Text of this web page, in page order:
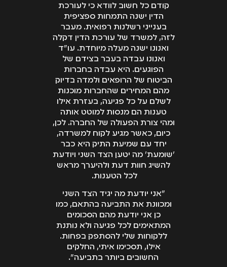
קודם כל חשוב לוודא כי לעורכת
הדין ישנה התמחות ספציפית
בענייני רשלנות רפואית. מעבר
לזה, למשרד של עורכת הדין דקלה
ואנונו ישנה מעלה מיוחדת. עו"ד
ואנונו עבדה בעבר בצידם של
הפוגעים. היא עבדה בחברות
הביטוח של הרופאים ולמדה בדיוק
מהם המחירים שהחברות מוכנות
לשלם על כל פגיעה, בעזרת אילו
טענות הם מנסות למוטט אותה
ומהי צורת הפעולה של החברה. לכן,
כיום, כאשר מגיע לקוח למשרדה,
יחד עם שמיעת התיק היא כבר
'שומעת' מה יטען הצד השני ויודעת
להשיג חוות דעת ולהיערך מראש
לכל הטענות.
"אני יודעת מה יגיד הצד השני
ומכוונת את התביעה בהתאם, כמו
כן אני יודעת מהם הסכומים
המתאימים לכל פגיעה ולא נותנת
ללקוחות שלי להסתפק בפחות.
אילו, תסכימו איתי, החלקים
החשובים ביותר בתביעה".